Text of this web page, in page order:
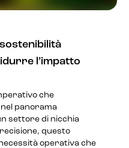
l’impatto
che
panorama
settore di nicchia
questo
operativa che